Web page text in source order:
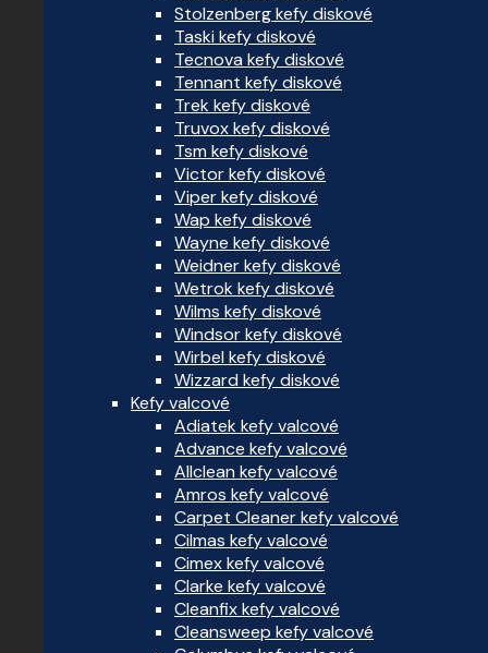
Stolzenberg kefy diskové
Taski kefy diskové
Tecnova kefy diskové
Tennant kefy diskové
Trek kefy diskové
Truvox kefy diskové
Tsm kefy diskové
Victor kefy diskové
Viper kefy diskové
Wap kefy diskové
Wayne kefy diskové
Weidner kefy diskové
Wetrok kefy diskové
Wilms kefy diskové
Windsor kefy diskové
Wirbel kefy diskové
Wizzard kefy diskové
Kefy valcové
Adiatek kefy valcové
Advance kefy valcové
Allclean kefy valcové
Amros kefy valcové
Carpet Cleaner kefy valcové
Cilmas kefy valcové
Cimex kefy valcové
Clarke kefy valcové
Cleanfix kefy valcové
Cleansweep kefy valcové